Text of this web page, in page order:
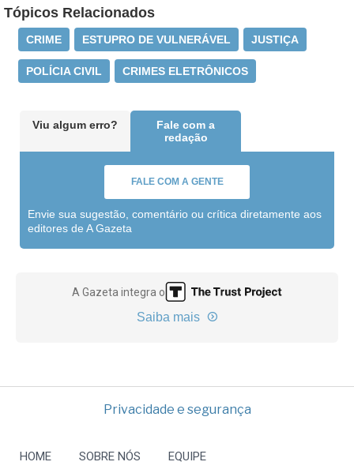
Tópicos Relacionados
CRIME ESTUPRO DE VULNERÁVEL JUSTIÇA
POLÍCIA CIVIL CRIMES ELETRÔNICOS
Viu algum erro?
Fale com a
redação
FALE COM A GENTE
Envie sua sugestão, comentário ou crítica diretamente aos
editores de A Gazeta
A Gazeta integra o
Saiba mais
Privacidade e segurança
HOME SOBRE NÓS EQUIPE